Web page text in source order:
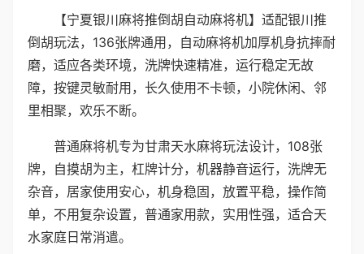
【宁夏银川麻将推倒胡自动麻将机】适配银川推
倒胡玩法，136张牌通用，自动麻将机加厚机身抗摔耐
磨，适应各类环境，洗牌快速精准，运行稳定无故
障，按键灵敏耐用，长久使用不卡顿，小院休闲、邻
里相聚，欢乐不断。
普通麻将机专为甘肃天水麻将玩法设计，108张
牌，自摸胡为主，杠牌计分，机器静音运行，洗牌无
杂音，居家使用安心，机身稳固，放置平稳，操作简
单，不用复杂设置，普通家用款，实用性强，适合天
水家庭日常消遣。